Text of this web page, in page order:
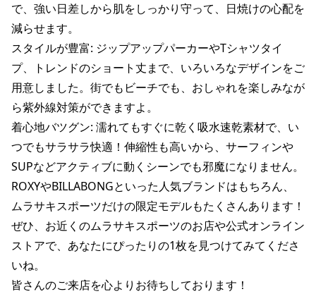
で、強い日差しから肌をしっかり守って、日焼けの心配を
減らせます。
スタイルが豊富: ジップアップパーカーやTシャツタイ
プ、トレンドのショート丈まで、いろいろなデザインをご
用意しました。街でもビーチでも、おしゃれを楽しみなが
ら紫外線対策ができますよ。
着心地バツグン: 濡れてもすぐに乾く吸水速乾素材で、い
つでもサラサラ快適！伸縮性も高いから、サーフィンや
SUPなどアクティブに動くシーンでも邪魔になりません。
ROXYやBILLABONGといった人気ブランドはもちろん、
ムラサキスポーツだけの限定モデルもたくさんあります！
ぜひ、お近くのムラサキスポーツのお店や公式オンライン
ストアで、あなたにぴったりの1枚を見つけてみてくださ
いね。
皆さんのご来店を心よりお待ちしております！